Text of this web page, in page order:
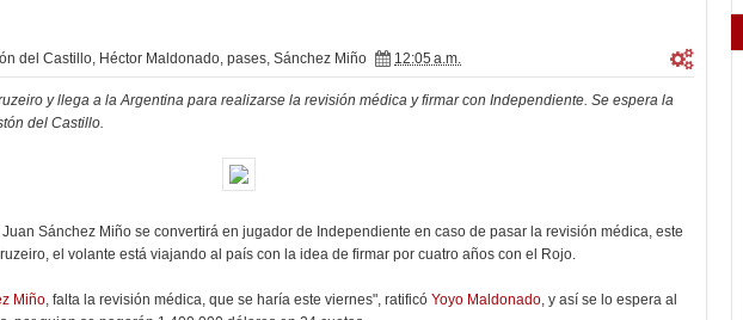
del Castillo, Héctor Maldonado, pases, Sánchez Miño 12:05 a.m.
y llega a la Argentina para realizarse la revisión médica y firmar con Independiente. Se espera la
del Castillo.
Sánchez Miño se convertirá en jugador de Independiente en caso de pasar la revisión médica, este
el volante está viajando al país con la idea de firmar por cuatro años con el Rojo.
Miño, falta la revisión médica, que se haría este viernes", ratificó Yoyo Maldonado, y así se lo espera al